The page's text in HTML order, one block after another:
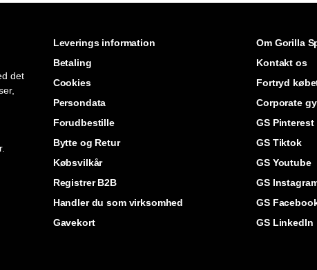
det
Leverings information
Betaling
Cookies
Persondata
Forudbestille
Bytte og Retur
Købsvilkår
Registrer B2B
Handler du som virksomhed
Gavekort
Om Gorilla
Kontakt os
Fortryd
Corporate
GS Pinterest
GS Tiktok
GS Youtube
GS
GS
GS LinkedIn